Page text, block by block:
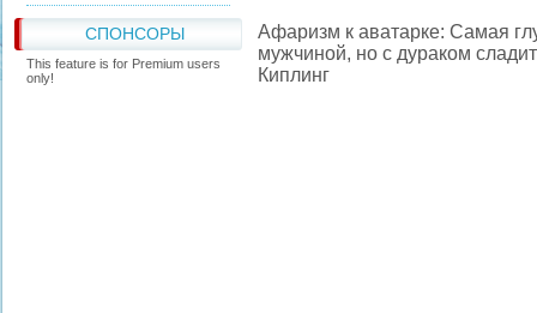
СПОНСОРЫ
This feature is for Premium users
only!
Афаризм к аватарке: Самая
мужчиной, но с дураком
Киплинг